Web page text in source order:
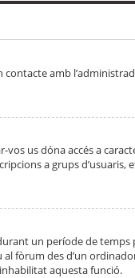
contacte amb
us dóna accés a
a grups d’usuaris,
un període de temps
al fòrum des d’un
aquesta funció.